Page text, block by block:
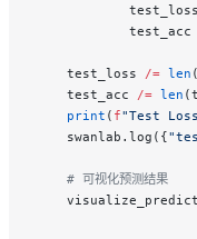
            test_acc
    test_loss
/= len
    test_acc
/= len
    print
( f"Test
    swanlab.log({
    # 可视化预测结果